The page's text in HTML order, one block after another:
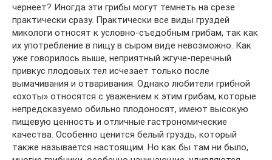
чернеет? Иногда эти грибы могут темнеть на срезе
практически сразу. Практически все виды груздей
микологи относят к условно-съедобным грибам, так как
их употребление в пищу в сыром виде невозможно. Как
уже говорилось выше, неприятный жгуче-перечный
привкус плодовых тел исчезает только после
вымачивания и отваривания. Однако любители грибной
«охоты» относятся с уважением к этим грибам, которые
непредсказуемо обильно плодоносят, имеют высокую
пищевую ценность и отличные гастрономические
качества. Особенно ценится белый груздь, который
также называется настоящим. Но как бы там ни было,